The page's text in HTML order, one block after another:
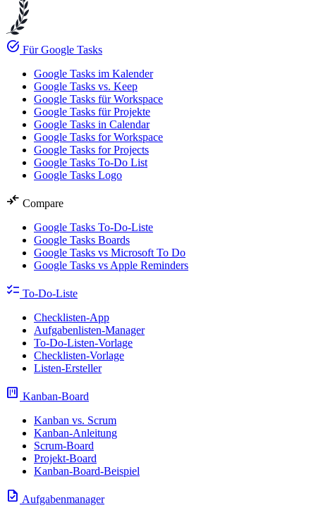
task_alt Für Google Tasks
Google Tasks im Kalender
Google Tasks vs. Keep
Google Tasks für Workspace
Google Tasks für Projekte
Google Tasks in Calendar
Google Tasks for Workspace
Google Tasks for Projects
Google Tasks To-Do List
Google Tasks Logo
compare_arrows Compare
Google Tasks To-Do-Liste
Google Tasks Boards
Google Tasks vs Microsoft To Do
Google Tasks vs Apple Reminders
checklist To-Do-Liste
Checklisten-App
Aufgabenlisten-Manager
To-Do-Listen-Vorlage
Checklisten-Vorlage
Listen-Ersteller
view_kanban Kanban-Board
Kanban vs. Scrum
Kanban-Anleitung
Scrum-Board
Projekt-Board
Kanban-Board-Beispiel
task Aufgabenmanager